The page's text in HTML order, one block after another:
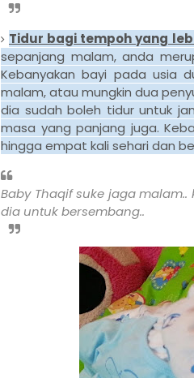
Tidur bagi tempoh yang
sepanjang malam, anda
Kebanyakan bayi pada usia
malam, atau mungkin dua
dia sudah boleh tidur untuk
masa yang panjang juga.
hingga empat kali sehari dan
Baby Thaqif suke jaga
dia untuk bersembang..